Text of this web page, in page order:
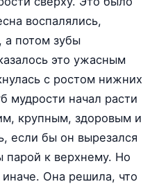
воспалялись,
а потом зубы
это ужасным
с ростом нижних
мудрости начал расти
крупным, здоровым и
если бы он вырезался
парой к верхнему. Но
Она решила, что